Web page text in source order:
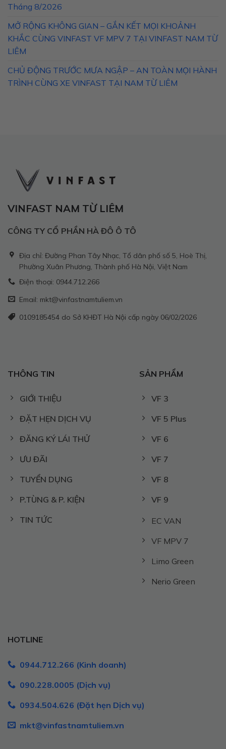
Tháng 8/2026
MỞ RỘNG KHÔNG GIAN – GẮN KẾT MỌI KHOẢNH
KHẮC CÙNG VINFAST VF MPV 7 TẠI VINFAST NAM TỪ
LIÊM
CHỦ ĐỘNG TRƯỚC MƯA NGẬP – AN TOÀN MỌI HÀNH
TRÌNH CÙNG XE VINFAST TẠI NAM TỪ LIÊM
VINFAST NAM TỪ LIÊM
CÔNG TY CỔ PHẦN HÀ ĐÔ Ô TÔ
Địa chỉ: Đường Phan Tây Nhạc, Tổ dân phố số 5, Hoè Thị,
Phường Xuân Phương, Thành phố Hà Nội, Việt Nam
Điện thoại: 0944.712.266
Email: mkt@vinfastnamtuliem.vn
0109185454 do Sở KHĐT Hà Nội cấp ngày 06/02/2026
THÔNG TIN
GIỚI THIỆU
ĐẶT HẸN DỊCH VỤ
ĐĂNG KÝ LÁI THỬ
ƯU ĐÃI
TUYỂN DỤNG
P.TÙNG & P. KIỆN
TIN TỨC
SẢN PHẨM
VF 3
VF 5 Plus
VF 6
VF 7
VF 8
VF 9
EC VAN
VF MPV 7
Limo Green
Nerio Green
HOTLINE
0944.712.266 (Kinh doanh)
090.228.0005 (Dịch vụ)
0934.504.626 (Đặt hẹn Dịch vụ)
mkt@vinfastnamtuliem.vn